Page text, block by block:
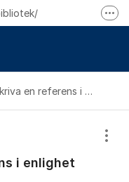
Hur ska jag skriva en referens i enlighet med APA?
i enlighet